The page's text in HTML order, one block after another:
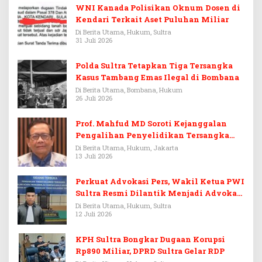
WNI Kanada Polisikan Oknum Dosen di
Kendari Terkait Aset Puluhan Miliar
Di Berita Utama, Hukum, Sultra
31 Juli 2026
Polda Sultra Tetapkan Tiga Tersangka
Kasus Tambang Emas Ilegal di Bombana
Di Berita Utama, Bombana, Hukum
26 Juli 2026
Prof. Mahfud MD Soroti Kejanggalan
Pengalihan Penyelidikan Tersangka
Febrie Adriansyah
Di Berita Utama, Hukum, Jakarta
13 Juli 2026
Perkuat Advokasi Pers, Wakil Ketua PWI
Sultra Resmi Dilantik Menjadi Advokat
PERADI
Di Berita Utama, Hukum, Sultra
12 Juli 2026
KPH Sultra Bongkar Dugaan Korupsi
Rp890 Miliar, DPRD Sultra Gelar RDP